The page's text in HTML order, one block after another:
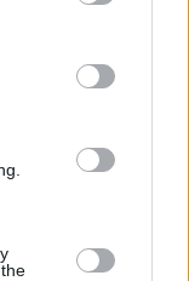
party tags to
in below Google
Σχολιασμένα
για κατ'
βίντεο, τι